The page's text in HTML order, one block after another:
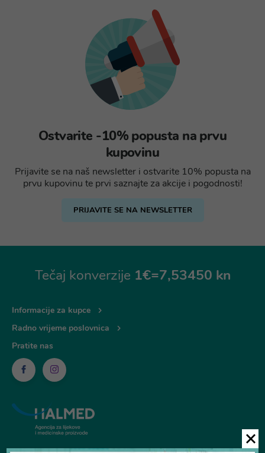
Ostvarite -10% popusta na prvu
kupovinu
Prijavite se na naš newsletter i ostvarite 10% popusta na
prvu kupovinu te prvi saznajte za akcije i pogodnosti!
PRIJAVITE SE NA NEWSLETTER
Tečaj konverzije 1€=7,53450 kn
Informacije za kupce
Radno vrijeme poslovnica
Pratite nas